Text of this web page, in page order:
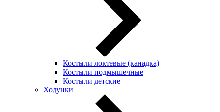
Костыли локтевые (канадка)
Костыли подмышечные
Костыли детские
Ходунки